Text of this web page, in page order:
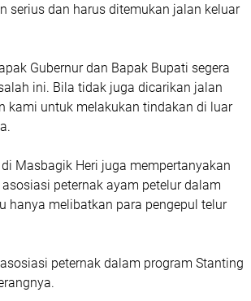
serius dan harus ditemukan jalan keluar
Gubernur dan Bapak Bupati segera
ini. Bila tidak juga dicarikan jalan
kami untuk melakukan tindakan di luar
Masbagik Heri juga mempertanyakan
peternak ayam petelur dalam
hanya melibatkan para pengepul telur
peternak dalam program Stanting